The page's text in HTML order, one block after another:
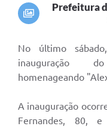
Prefeitura
No último
inauguração
homenageando
A inauguração
Fernandes, 80,